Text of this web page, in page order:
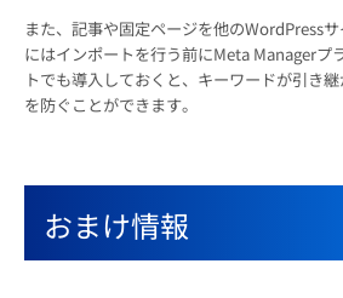
また、記事や固定ページを他のWordPress
にはインポートを行う前にMeta Managerプ
トでも導入しておくと、キーワードが引き
を防ぐことができます。
おまけ情報